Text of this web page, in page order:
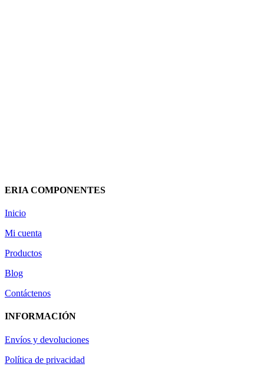
ERIA COMPONENTES
Inicio
Mi cuenta
Productos
Blog
Contáctenos
INFORMACIÓN
Envíos y devoluciones
Política de privacidad